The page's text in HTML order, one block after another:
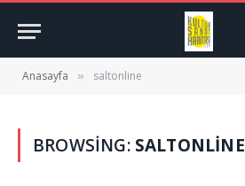
Anasayfa » saltonline
BROWSING: SALTONLINE